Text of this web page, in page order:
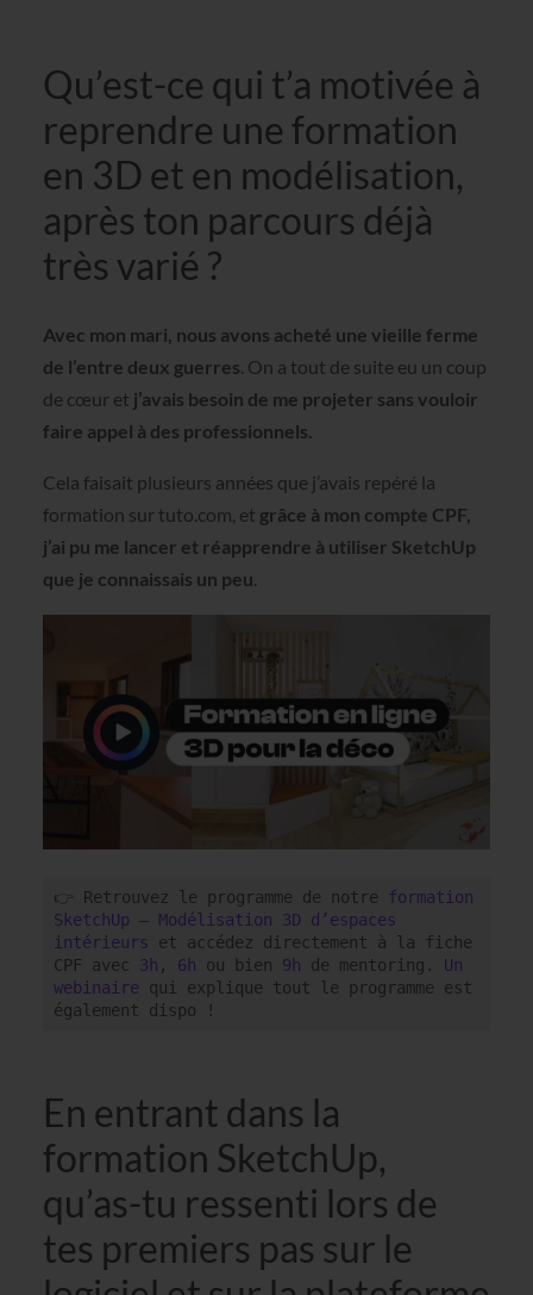
Qu’est-ce qui t’a motivée à
reprendre une formation
en 3D et en modélisation,
après ton parcours déjà
très varié ?
Avec mon mari, nous avons acheté une vieille ferme
de l’entre deux guerres. On a tout de suite eu un coup
de cœur et j’avais besoin de me projeter sans vouloir
faire appel à des professionnels.
Cela faisait plusieurs années que j’avais repéré la
formation sur tuto.com, et grâce à mon compte CPF,
j’ai pu me lancer et réapprendre à utiliser SketchUp
que je connaissais un peu.
👉 Retrouvez le programme de notre formation
SketchUp – Modélisation 3D d’espaces
intérieurs et accédez directement à la fiche
CPF avec 3h , 6h ou bien 9h de mentoring. Un
webinaire qui explique tout le programme est
également dispo !
En entrant dans la
formation SketchUp,
qu’as-tu ressenti lors de
tes premiers pas sur le